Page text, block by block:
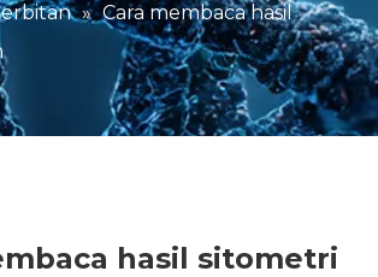
» Cara membaca hasil
hasil sitometri